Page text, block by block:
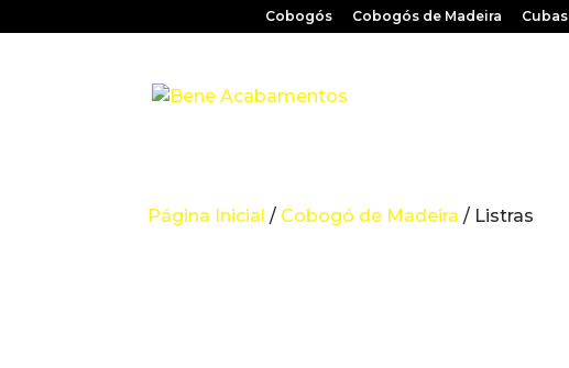
Cobogós Cobogós de Madeira Cubas
Página Inicial / Cobogó de Madeira / Listras